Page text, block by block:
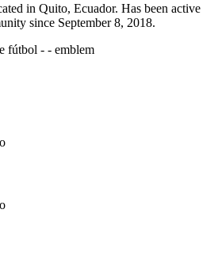
in Quito, Ecuador. Has been active
since September 8, 2018.